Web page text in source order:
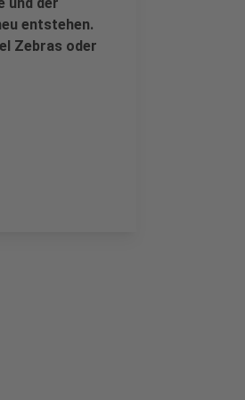
entstehen.
Zebras oder